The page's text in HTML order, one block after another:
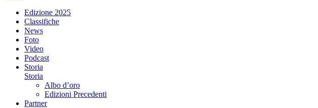
Edizione 2025
Classifiche
News
Foto
Video
Podcast
Storia
Storia
Albo d’oro
Edizioni Precedenti
Partner